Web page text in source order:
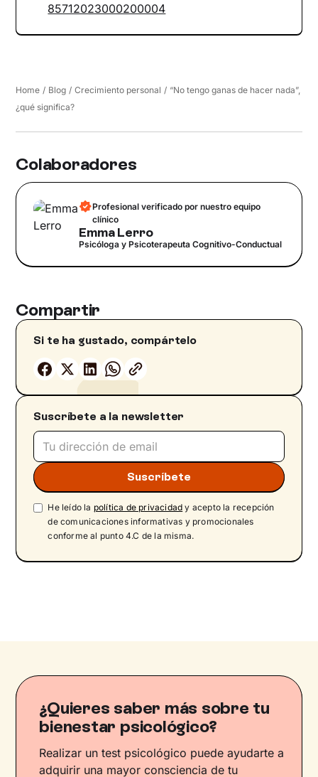
85712023000200004
Home / Blog / Crecimiento personal / “No tengo ganas de hacer nada”,
¿qué significa?
Colaboradores
Profesional verificado por nuestro equipo
clínico
Emma Lerro
Psicóloga y Psicoterapeuta Cognitivo-Conductual
Compartir
Si te ha gustado, compártelo
Suscríbete a la newsletter
He leído la política de privacidad y acepto la recepción
de comunicaciones informativas y promocionales
conforme al punto 4.C de la misma.
¿Quieres saber más sobre tu
bienestar psicológico?
Realizar un test psicológico puede ayudarte a
adquirir una mayor consciencia de tu